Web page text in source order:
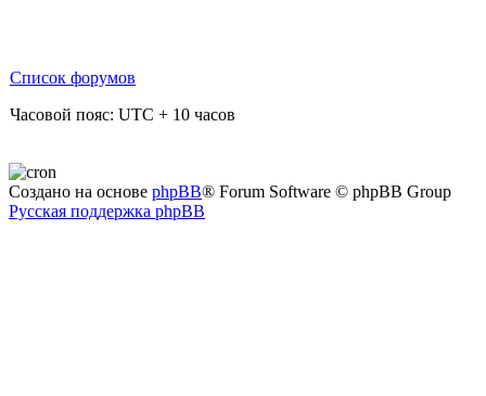
Список форумов
Часовой пояс: UTC + 10 часов
Создано на основе phpBB® Forum Software © phpBB Group
Русская поддержка phpBB